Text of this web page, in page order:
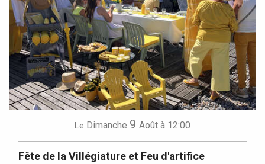
Le Dimanche 9 Août à 12:00
Fête de la Villégiature et Feu d'artifice